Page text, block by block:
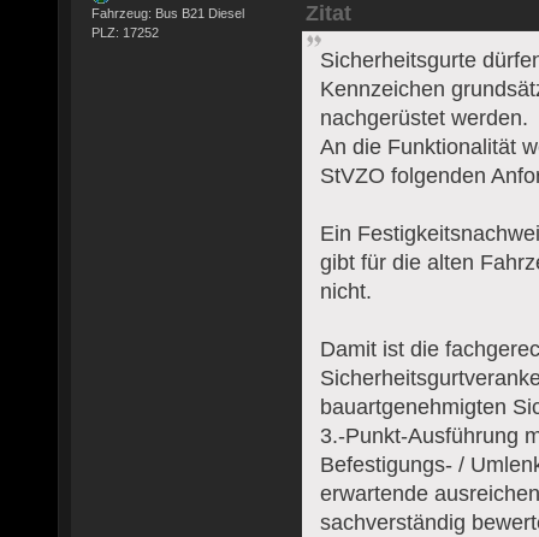
Fahrzeug: Bus B21 Diesel
PLZ: 17252
Zitat
Sicherheitsgurte
Kennzeichen
nachgerüstet werden.
An die Funktionalität
StVZO folgenden
Ein
gibt für die alten
nicht.
Damit ist die
bauartgenehmigten
3.-Punkt-Ausführung
Befestigungs- /
erwartende
sachverständig